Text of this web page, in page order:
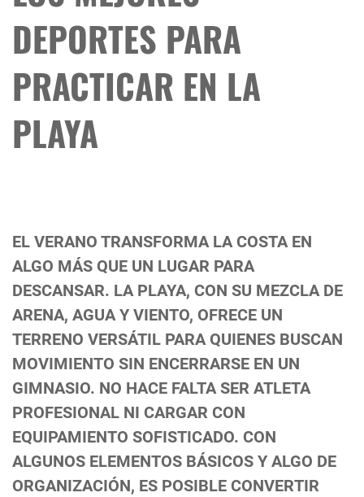
DEPORTES PARA
PRACTICAR EN LA
PLAYA
EL VERANO TRANSFORMA LA COSTA EN
ALGO MÁS QUE UN LUGAR PARA
DESCANSAR. LA PLAYA, CON SU MEZCLA DE
ARENA, AGUA Y VIENTO, OFRECE UN
TERRENO VERSÁTIL PARA QUIENES BUSCAN
MOVIMIENTO SIN ENCERRARSE EN UN
GIMNASIO. NO HACE FALTA SER ATLETA
PROFESIONAL NI CARGAR CON
EQUIPAMIENTO SOFISTICADO. CON
ALGUNOS ELEMENTOS BÁSICOS Y ALGO DE
ORGANIZACIÓN, ES POSIBLE CONVERTIR